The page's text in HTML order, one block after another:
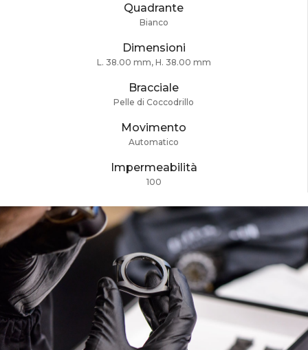
Quadrante
Bianco
Dimensioni
L. 38.00 mm, H. 38.00 mm
Bracciale
Pelle di Coccodrillo
Movimento
Automatico
Impermeabilità
100